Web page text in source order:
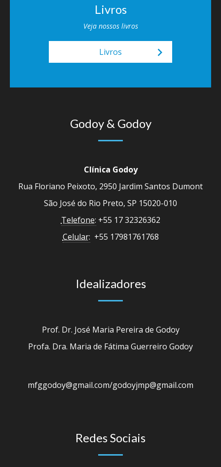
Livros
Veja nossos livros
Livros keyboard_arrow_right
Godoy & Godoy
Clínica Godoy
Rua Floriano Peixoto, 2950 Jardim Santos Dumont
São José do Rio Preto, SP 15020-010
Telefone: +55 17 32326362
Celular: +55 17981761768
Idealizadores
Prof. Dr. José Maria Pereira de Godoy
Profa. Dra. Maria de Fátima Guerreiro Godoy
mfggodoy@gmail.com/godoyjmp@gmail.com
Redes Sociais